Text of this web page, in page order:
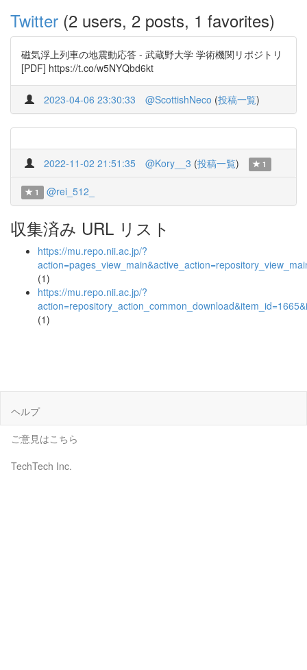
Twitter (2 users, 2 posts, 1 favorites)
磁気浮上列車の地震動応答 - 武蔵野大学 学術機関リポジトリ
[PDF] https://t.co/w5NYQbd6kt
2023-04-06 23:30:33 @ScottishNeco (投稿一覧)
2022-11-02 21:51:35 @Kory__3 (投稿一覧) 1
1 @rei_512_
収集済み URL リスト
https://mu.repo.nii.ac.jp/?
(1)
https://mu.repo.nii.ac.jp/?
(1)
ヘルプ
ご意見はこちら
TechTech Inc.